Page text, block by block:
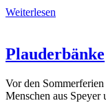
Weiterlesen
Plauderbänke
Vor den
Menschen aus Speyer